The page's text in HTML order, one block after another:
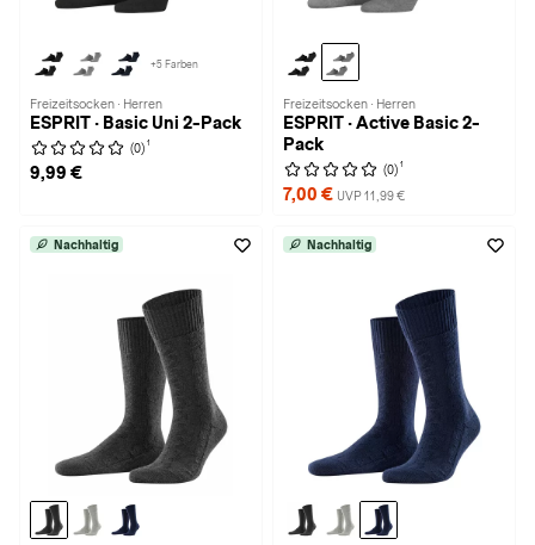
+5 Farben
Freizeitsocken · Herren
ESPRIT · Basic Uni 2-Pack
(0) 1
9,99 €
Freizeitsocken · Herren
ESPRIT · Active Basic 2-
Pack
(0) 1
7,00 € UVP 11,99 €
Nachhaltig Nachhaltig